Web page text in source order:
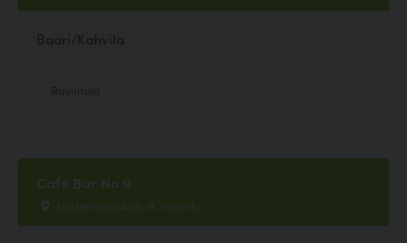
Baari/Kahvila
Cafe Bar No 9
Uudenmaankatu 9, Helsinki